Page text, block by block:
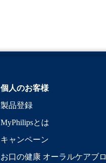
個人のお客様
製品登録
MyPhilipsとは
キャンペーン
お口の健康 オーラルケアブロ